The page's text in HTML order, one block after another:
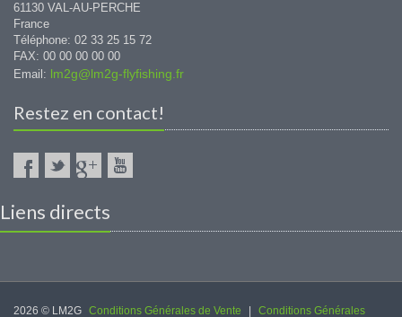
61130 VAL-AU-PERCHE
France
Téléphone: 02 33 25 15 72
FAX: 00 00 00 00 00
Email: lm2g@lm2g-flyfishing.fr
Restez en contact!
Liens directs
2026 © LM2G Conditions Générales de Vente Conditions Générales